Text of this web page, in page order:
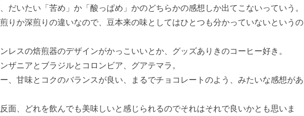
だいたい「苦め」か「酸っぱめ」かのどちらかの感想しか出てこないっていう。
りか深煎りの違いなので、豆本来の味としてはひとつも分かっていないというの
レスの焙煎器のデザインがかっこいいとか、グッズありきのコーヒー好き。
ザニアとブラジルとコロンビア、グアテマラ。
、甘味とコクのバランスが良い、まるでチョコレートのよう、みたいな感想があ
面、どれを飲んでも美味しいと感じられるのでそれはそれで良いかとも思いま